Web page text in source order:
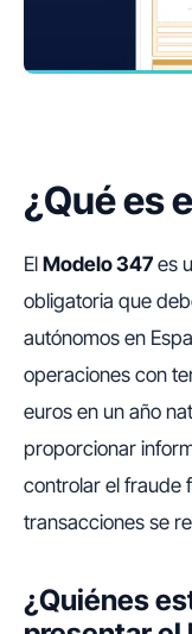
¿Qué es
El Modelo 347 es
obligatoria que
autónomos en
operaciones con
euros en un año
proporcionar
controlar el fraude
transacciones se
¿Quiénes